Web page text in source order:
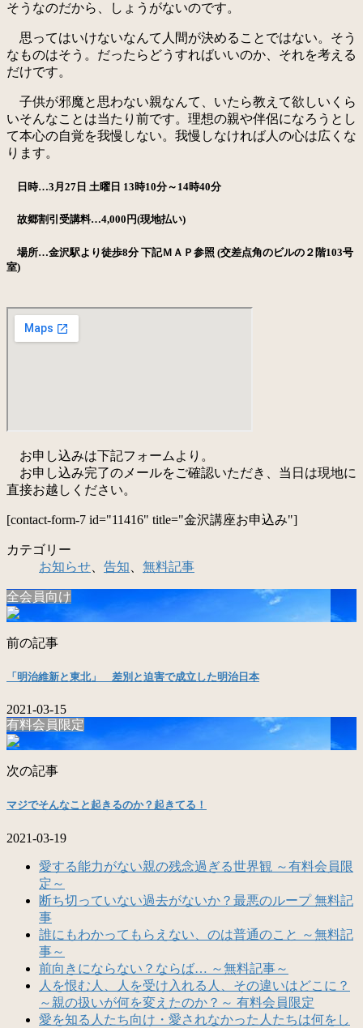
そうなのだから、しょうがないのです。
思ってはいけないなんて人間が決めることではない。そう
なものはそう。だったらどうすればいいのか、それを考える
だけです。
子供が邪魔と思わない親なんて、いたら教えて欲しいくら
いそんなことは当たり前です。理想の親や伴侶になろうとし
て本心の自覚を我慢しない。我慢しなければ人の心は広くな
ります。
日時…3月27日 土曜日 13時10分～14時40分
故郷割引受講料…4,000円(現地払い)
場所…金沢駅より徒歩8分 下記ＭＡＰ参照 (交差点角のビルの２階103号
室)
お申し込みは下記フォームより。
お申し込み完了のメールをご確認いただき、当日は現地に
直接お越しください。
[contact-form-7 id="11416" title="金沢講座お申込み"]
カテゴリー
お知らせ
告知 無料記事
全会員向け
前の記事
「明治維新と東北」 差別と迫害で成立した明治日本
2021-03-15
有料会員限定
次の記事
マジでそんなこと起きるのか？起きてる！
2021-03-19
愛する能力がない親の残念過ぎる世界観 ～有料会員限
定～
断ち切っていない過去がないか？最悪のループ 無料記
事
誰にもわかってもらえない、のは普通のこと ～無料記
事～
前向きにならない？ならば… ～無料記事～
人を恨む人、人を受け入れる人、その違いはどこに？
～親の扱いが何を変えたのか？～ 有料会員限定
愛を知る人たち向け・愛されなかった人たちは何をし